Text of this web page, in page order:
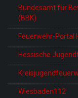
Bundesamt für
(BBK)
Feuerwehr-Portal
Hessische
Wiesbaden112